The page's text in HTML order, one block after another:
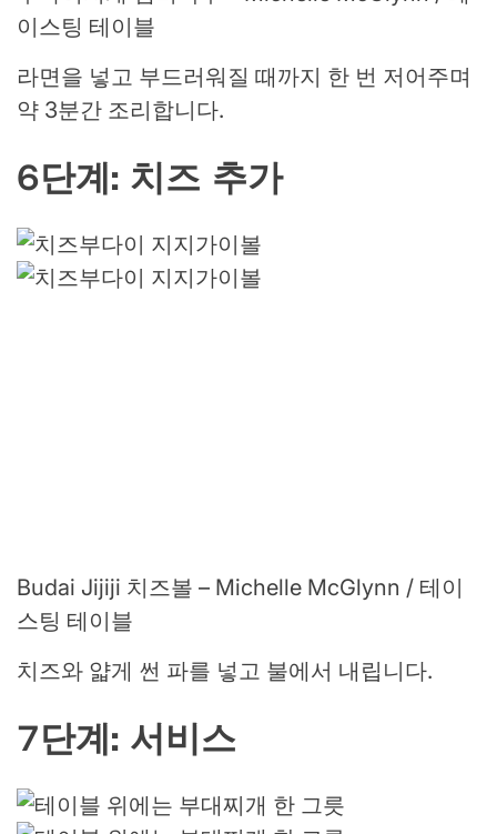
이스팅 테이블
라면을 넣고 부드러워질 때까지 한 번 저어주며
약 3분간 조리합니다.
6단계: 치즈 추가
Budai Jijiji 치즈볼 – Michelle McGlynn / 테이
스팅 테이블
치즈와 얇게 썬 파를 넣고 불에서 내립니다.
7단계: 서비스